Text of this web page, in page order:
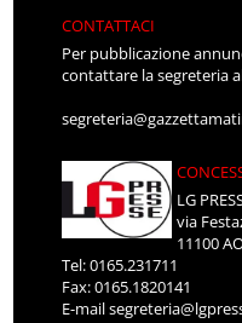
CONTATTACI
Per pubblicazione
contattare la segreteria
LG
via
11100
Tel: 0165.231711
Fax: 0165.1820141
E-mail